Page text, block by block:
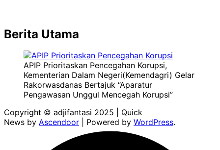
Berita Utama
APIP Prioritaskan Pencegahan Korupsi,
Kementerian Dalam Negeri(Kemendagri) Gelar
Rakorwasdanas Bertajuk “Aparatur
Pengawasan Unggul Mencegah Korupsi”
Copyright © adjifantasi 2025 | Quick
News by Ascendoor | Powered by WordPress.